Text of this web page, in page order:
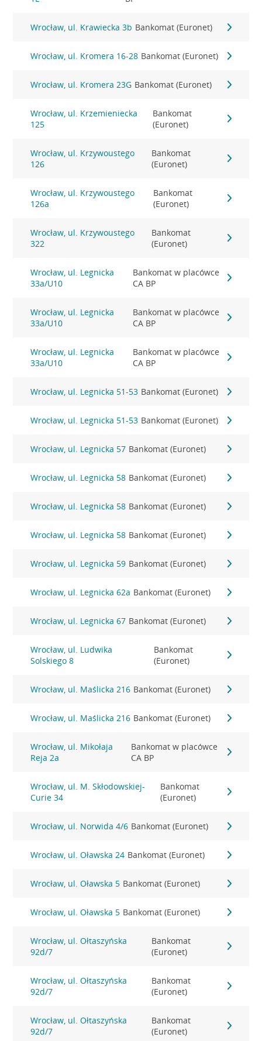
Wrocław, ul. Krawiecka 3b Bankomat (Euronet)
Wrocław, ul. Kromera 16-28 Bankomat (Euronet)
Wrocław, ul. Kromera 23G Bankomat (Euronet)
Wrocław, ul. Krzemieniecka
125
Bankomat
(Euronet)
Wrocław, ul. Krzywoustego
126
Bankomat
(Euronet)
Wrocław, ul. Krzywoustego
126a
Bankomat
(Euronet)
Wrocław, ul. Krzywoustego
322
Bankomat
(Euronet)
Wrocław, ul. Legnicka
33a/U10
Bankomat w placówce
CA BP
Wrocław, ul. Legnicka
33a/U10
Bankomat w placówce
CA BP
Wrocław, ul. Legnicka
33a/U10
Bankomat w placówce
CA BP
Wrocław, ul. Legnicka 51-53 Bankomat (Euronet)
Wrocław, ul. Legnicka 51-53 Bankomat (Euronet)
Wrocław, ul. Legnicka 57 Bankomat (Euronet)
Wrocław, ul. Legnicka 58 Bankomat (Euronet)
Wrocław, ul. Legnicka 58 Bankomat (Euronet)
Wrocław, ul. Legnicka 58 Bankomat (Euronet)
Wrocław, ul. Legnicka 59 Bankomat (Euronet)
Wrocław, ul. Legnicka 62a Bankomat (Euronet)
Wrocław, ul. Legnicka 67 Bankomat (Euronet)
Wrocław, ul. Ludwika
Solskiego 8
Bankomat
(Euronet)
Wrocław, ul. Maślicka 216 Bankomat (Euronet)
Wrocław, ul. Maślicka 216 Bankomat (Euronet)
Wrocław, ul. Mikołaja
Reja 2a
Bankomat w placówce
CA BP
Wrocław, ul. M. Skłodowskiej-
Curie 34
Bankomat
(Euronet)
Wrocław, ul. Norwida 4/6 Bankomat (Euronet)
Wrocław, ul. Oławska 24 Bankomat (Euronet)
Wrocław, ul. Oławska 5 Bankomat (Euronet)
Wrocław, ul. Oławska 5 Bankomat (Euronet)
Wrocław, ul. Ołtaszyńska
92d/7
Bankomat
(Euronet)
Wrocław, ul. Ołtaszyńska
92d/7
Bankomat
(Euronet)
Wrocław, ul. Ołtaszyńska
92d/7
Bankomat
(Euronet)